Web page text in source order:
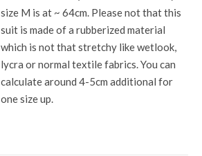
size M is at ~ 64cm. Please not that this
suit is made of a rubberized material
which is not that stretchy like wetlook,
lycra or normal textile fabrics. You can
calculate around 4-5cm additional for
one size up.